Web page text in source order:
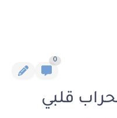
0
قلبي